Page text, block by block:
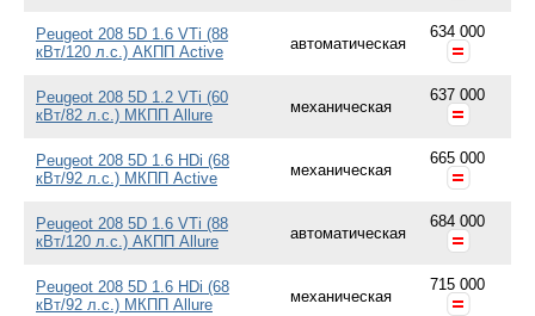
Peugeot 208 5D 1.6 VTi (88
кВт/120 л.с.) АКПП Active
автоматическая
634 000
Peugeot 208 5D 1.2 VTi (60
кВт/82 л.с.) МКПП Allure
механическая
637 000
Peugeot 208 5D 1.6 HDi (68
кВт/92 л.с.) МКПП Active
механическая
665 000
Peugeot 208 5D 1.6 VTi (88
кВт/120 л.с.) АКПП Allure
автоматическая
684 000
Peugeot 208 5D 1.6 HDi (68
кВт/92 л.с.) МКПП Allure
механическая
715 000